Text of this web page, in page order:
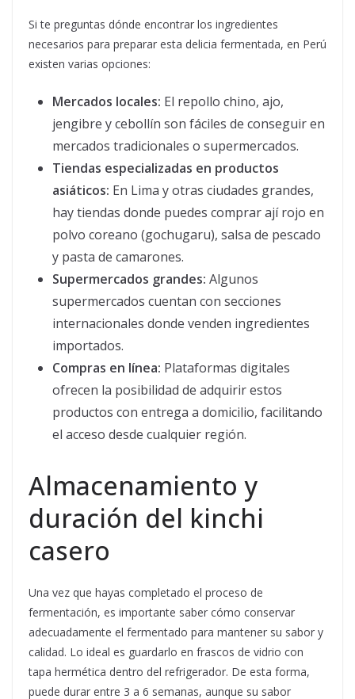
Si te preguntas dónde encontrar los ingredientes
necesarios para preparar esta delicia fermentada, en Perú
existen varias opciones:
Mercados locales: El repollo chino, ajo,
jengibre y cebollín son fáciles de conseguir en
mercados tradicionales o supermercados.
Tiendas especializadas en productos
asiáticos: En Lima y otras ciudades grandes,
hay tiendas donde puedes comprar ají rojo en
polvo coreano (gochugaru), salsa de pescado
y pasta de camarones.
Supermercados grandes: Algunos
supermercados cuentan con secciones
internacionales donde venden ingredientes
importados.
Compras en línea: Plataformas digitales
ofrecen la posibilidad de adquirir estos
productos con entrega a domicilio, facilitando
el acceso desde cualquier región.
Almacenamiento y
duración del kinchi
casero
Una vez que hayas completado el proceso de
fermentación, es importante saber cómo conservar
adecuadamente el fermentado para mantener su sabor y
calidad. Lo ideal es guardarlo en frascos de vidrio con
tapa hermética dentro del refrigerador. De esta forma,
puede durar entre 3 a 6 semanas, aunque su sabor